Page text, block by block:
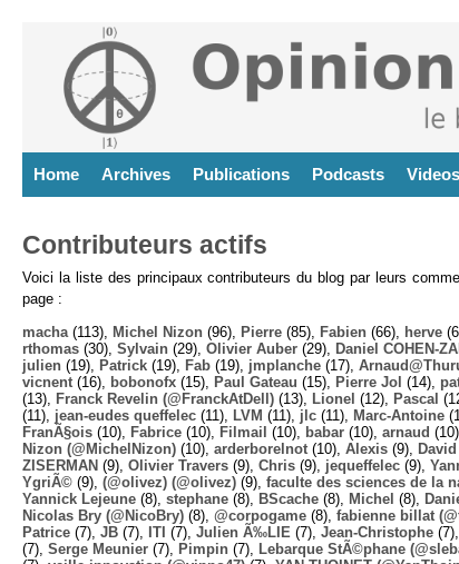
Home Archives Publications Podcasts Videos
Contributeurs actifs
Voici la liste des principaux contributeurs du blog par leurs
page :
macha (113), Michel Nizon (96), Pierre (85), Fabien (66), herve
rthomas (30), Sylvain (29), Olivier Auber (29), Daniel COHEN-
julien (19), Patrick (19), Fab (19), jmplanche (17),
vicnent (16), bobonofx (15), Paul Gateau (15), Pierre Jol (14),
(13),
Franck Revelin (@FranckAtDell) (13), Lionel (12), Pascal
(11), jean-eudes queffelec (11), LVM (11), jlc (11), Marc-Antoine
FranÃ§ois (10), Fabrice (10), Filmail (10), babar (10), arnaud (10),
Nizon (@MichelNizon) (10), arderborelnot (10), Alexis (9), David
ZISERMAN (9), Olivier Travers (9), Chris (9), jequeffelec (9),
YgriÃ© (9), (@olivez) (@olivez) (9), faculte des sciences de la
Yannick Lejeune (8), stephane (8), BScache (8), Michel (8),
Nicolas Bry (@NicoBry) (8), @corpogame (8), fabienne billat
Patrice (7), JB (7), ITI (7), Julien Ã‰LIE (7), Jean-Christophe (7),
(7), Serge Meunier (7), Pimpin (7), Lebarque StÃ©phane